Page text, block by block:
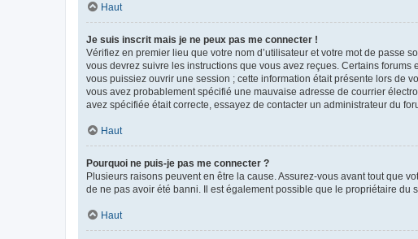
Haut
Je suis inscrit mais je ne peux pas me connecter !
Vérifiez en premier lieu que votre nom d’utilisateur et votre mot de passe
vous devrez suivre les instructions que vous avez reçues. Certains
vous puissiez ouvrir une session ; cette information était présente lors de
vous avez probablement spécifié une mauvaise adresse de courrier
avez spécifiée était correcte, essayez de contacter un administrateur du
Haut
Pourquoi ne puis-je pas me connecter ?
Plusieurs raisons peuvent en être la cause. Assurez-vous avant tout que
de ne pas avoir été banni. Il est également possible que le propriétaire du
Haut